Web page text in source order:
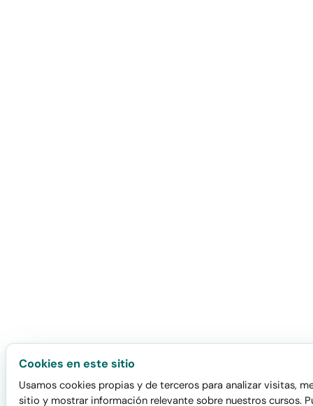
Cookies en este sitio
Usamos cookies propias y de terceros para analizar visitas,
sitio y mostrar información relevante sobre nuestros cursos.